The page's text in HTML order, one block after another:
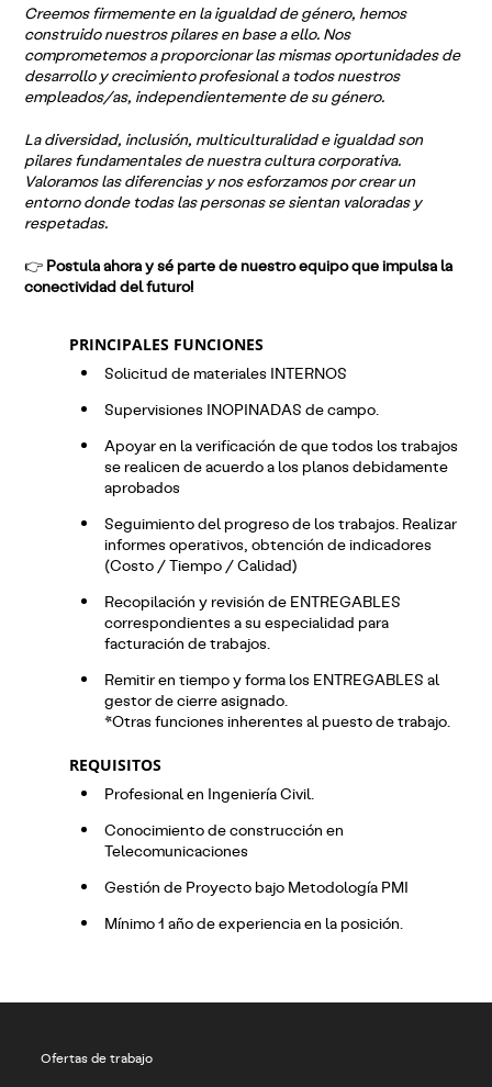
Creemos firmemente en la igualdad de género, hemos
construido nuestros pilares en base a ello. Nos
comprometemos a proporcionar las mismas oportunidades de
desarrollo y crecimiento profesional a todos nuestros
empleados/as, independientemente de su género.
La diversidad, inclusión, multiculturalidad e igualdad son
pilares fundamentales de nuestra cultura corporativa.
Valoramos las diferencias y nos esforzamos por crear un
entorno donde todas las personas se sientan valoradas y
respetadas.
👉 Postula ahora y sé parte de nuestro equipo que impulsa la
conectividad del futuro!
PRINCIPALES FUNCIONES
Solicitud de materiales INTERNOS
Supervisiones INOPINADAS de campo.
Apoyar en la verificación de que todos los trabajos
se realicen de acuerdo a los planos debidamente
aprobados
Seguimiento del progreso de los trabajos. Realizar
informes operativos, obtención de indicadores
(Costo / Tiempo / Calidad)
Recopilación y revisión de ENTREGABLES
correspondientes a su especialidad para
facturación de trabajos.
Remitir en tiempo y forma los ENTREGABLES al
gestor de cierre asignado.
*Otras funciones inherentes al puesto de trabajo.
REQUISITOS
Profesional en Ingeniería Civil.
Conocimiento de construcción en
Telecomunicaciones
Gestión de Proyecto bajo Metodología PMI
Mínimo 1 año de experiencia en la posición.
Ofertas de trabajo